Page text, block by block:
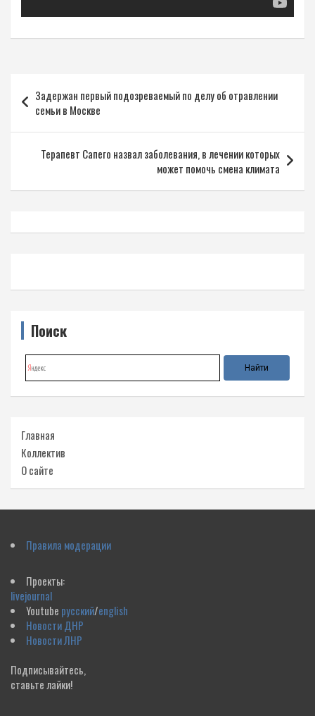
по
записям
Задержан первый подозреваемый по делу об отравлении
семьи в Москве
Терапевт Сапего назвал заболевания, в лечении которых
может помочь смена климата
Поиск
Главная
Коллектив
О сайте
Правила модерации
Проекты:
livejournal
Youtube русский/english
Новости ДНР
Новости ЛНР
Подписывайтесь,
ставьте лайки!